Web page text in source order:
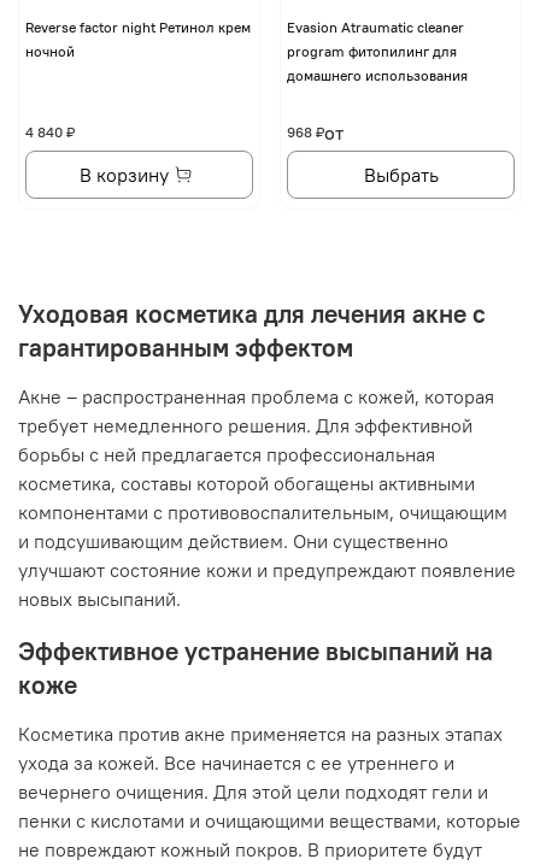
Reverse factor night Ретинол крем
ночной
4 840 ₽
В корзину
Evasion Atraumatic cleaner
program фитопилинг для
домашнего использования
от
968 ₽
Выбрать
Уходовая косметика для лечения акне с
гарантированным эффектом
Акне – распространенная проблема с кожей, которая
требует немедленного решения. Для эффективной
борьбы с ней предлагается профессиональная
косметика, составы которой обогащены активными
компонентами с противовоспалительным, очищающим
и подсушивающим действием. Они существенно
улучшают состояние кожи и предупреждают появление
новых высыпаний.
Эффективное устранение высыпаний на
коже
Косметика против акне применяется на разных этапах
ухода за кожей. Все начинается с ее утреннего и
вечернего очищения. Для этой цели подходят гели и
пенки с кислотами и очищающими веществами, которые
не повреждают кожный покров. В приоритете будут